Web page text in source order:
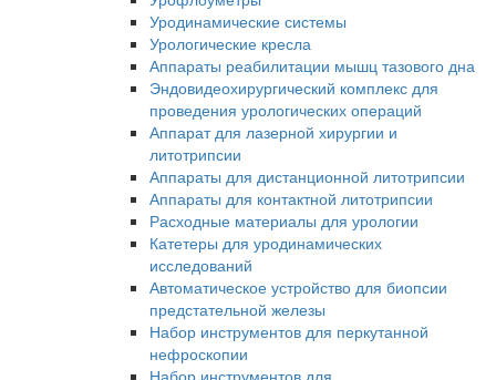
Уродинамические системы
Урологические кресла
Аппараты реабилитации мышц тазового дна
Эндовидеохирургический комплекс для
проведения урологических операций
Аппарат для лазерной хирургии и
литотрипсии
Аппараты для дистанционной литотрипсии
Аппараты для контактной литотрипсии
Расходные материалы для урологии
Катетеры для уродинамических
исследований
Автоматическое устройство для биопсии
предстательной железы
Набор инструментов для перкутанной
нефроскопии